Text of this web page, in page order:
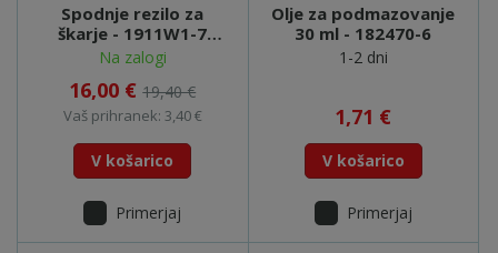
Spodnje rezilo za
škarje - 1911W1-7
(UP100D)
Na zalogi
16,00 €19,40 €
Vaš prihranek: 3,40 €
V košarico
Primerjaj
Olje za podmazovanje
30 ml - 182470-6
1-2 dni
1,71 €
V košarico
Primerjaj